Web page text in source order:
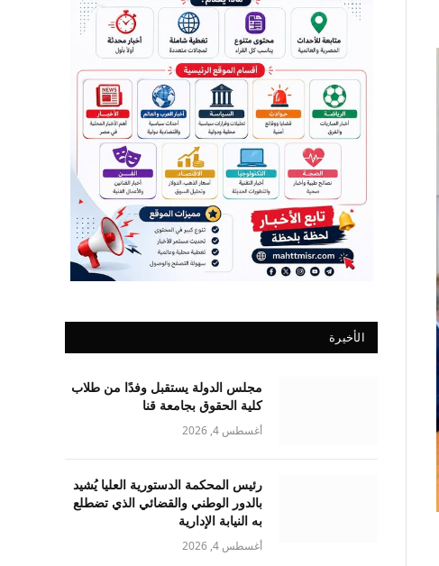
الأخيرة
مجلس الدولة يستقبل وفدًا من طلاب
كلية الحقوق بجامعة قنا
أغسطس 4, 2026
رئيس المحكمة الدستورية العليا يُشيد
بالدور الوطني والقضائي الذي تضطلع
به النيابة الإدارية
أغسطس 4, 2026